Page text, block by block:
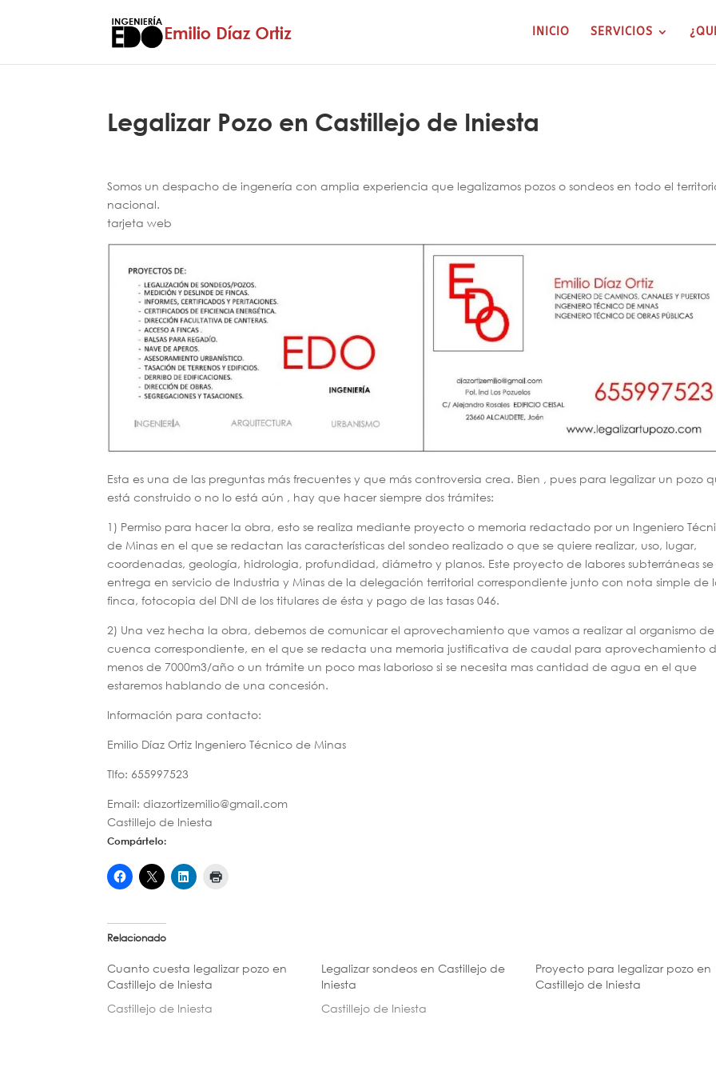
INICIO SERVICIOS
Legalizar Pozo en Castillejo de Iniesta
Somos un despacho de ingenería con amplia experiencia que legalizamos pozos o sondeos en todo el
nacional.
tarjeta web
Esta es una de las preguntas más frecuentes y que más controversia crea. Bien , pues para legalizar un pozo
está construido o no lo está aún , hay que hacer siempre dos trámites:
1) Permiso para hacer la obra, esto se realiza mediante proyecto o memoria redactado por un Ingeniero
de Minas en el que se redactan las características del sondeo realizado o que se quiere realizar, uso, lugar,
coordenadas, geología, hidrologia, profundidad, diámetro y planos. Este proyecto de labores subterráneas se
entrega en servicio de Industria y Minas de la delegación territorial correspondiente junto con nota simple de
finca, fotocopia del DNI de los titulares de ésta y pago de las tasas 046.
2) Una vez hecha la obra, debemos de comunicar el aprovechamiento que vamos a realizar al organismo de
cuenca correspondiente, en el que se redacta una memoria justificativa de caudal para aprovechamiento
menos de 7000m3/año o un trámite un poco mas laborioso si se necesita mas cantidad de agua en el que
estaremos hablando de una concesión.
Información para contacto:
Emilio Díaz Ortiz Ingeniero Técnico de Minas
Tlfo: 655997523
Email: diazortizemilio@gmail.com
Castillejo de Iniesta
Compártelo:
Relacionado
Cuanto cuesta legalizar pozo en
Castillejo de Iniesta
Castillejo de Iniesta
Legalizar sondeos en Castillejo de
Iniesta
Castillejo de Iniesta
Proyecto para legalizar pozo en
Castillejo de Iniesta